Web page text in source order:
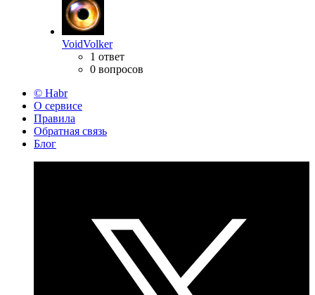
VoidVolker
1 ответ
0 вопросов
© Habr
О сервисе
Правила
Обратная связь
Блог